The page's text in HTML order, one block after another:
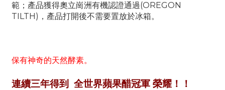
範；產品獲得奧立崗洲有機認證通過(OREGON
TILTH)，產品打開後不需要置放於冰箱。
保有神奇的天然酵素。
連續三年得到 全世界蘋果醋冠軍 榮耀！！